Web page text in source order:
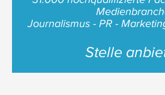
Journalismus - PR -
Stelle